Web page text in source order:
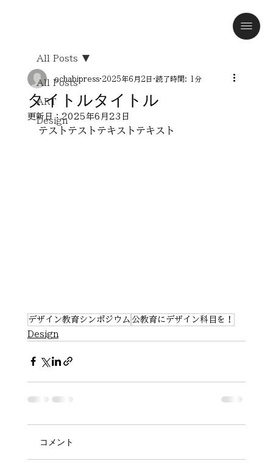
All Posts
ART
Design
All Posts
タイトルタイトル
ochabipress 2025年6月2日 読了時間: 1分
更新日：2025年6月23日
テストテストテキストテキスト
デザイン教育シンポジウム 公教育にデザイン科目を！
Design
コメント